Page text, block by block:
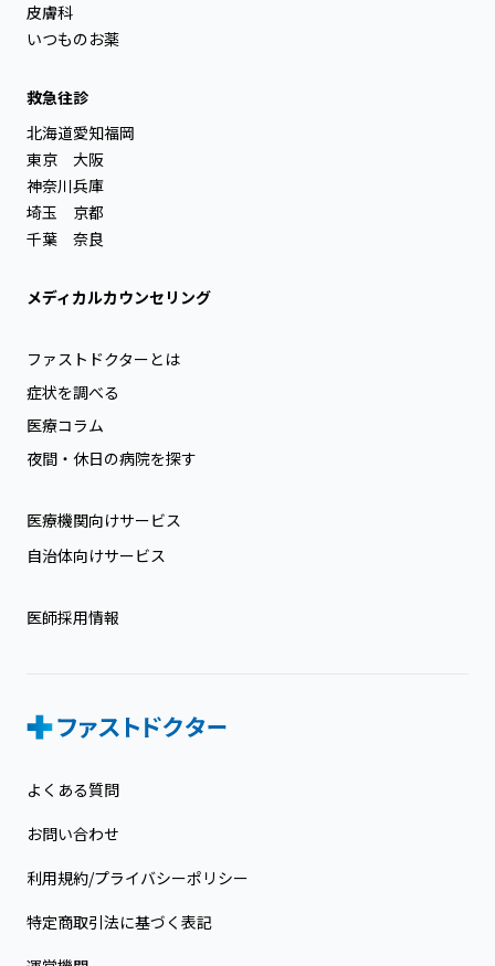
皮膚科
いつものお薬
救急往診
北海道
東京
神奈川
埼玉
千葉
愛知
大阪
兵庫
京都
奈良
福岡
メディカルカウンセリング
ファストドクターとは
症状を調べる
医療コラム
夜間・休日の病院を探す
医療機関向けサービス
自治体向けサービス
医師採用情報
よくある質問
お問い合わせ
利用規約/プライバシーポリシー
特定商取引法に基づく表記